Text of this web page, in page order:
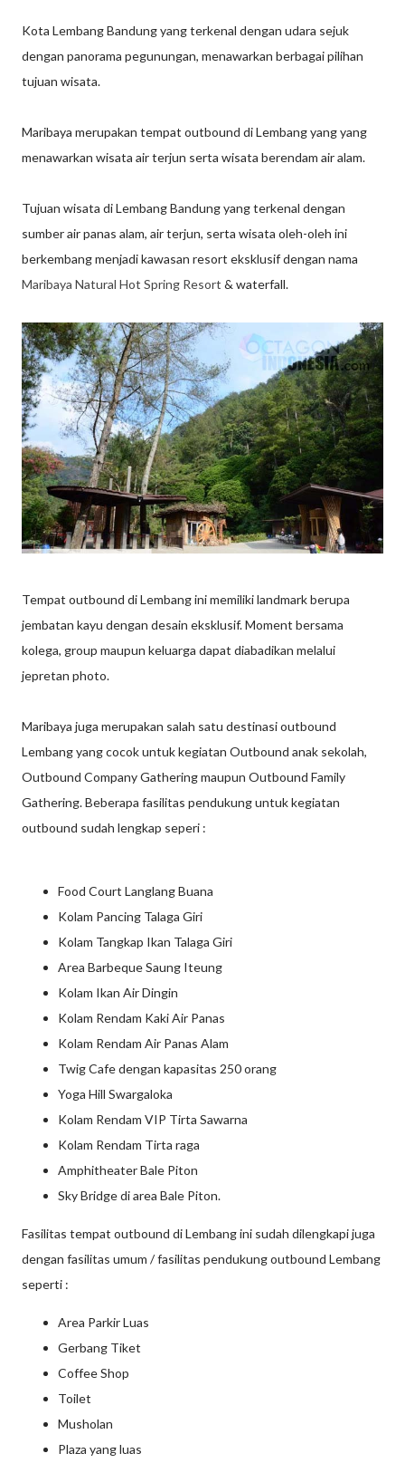
Kota Lembang Bandung yang terkenal dengan udara sejuk
dengan panorama pegunungan, menawarkan berbagai pilihan
tujuan wisata.
Maribaya merupakan tempat outbound di Lembang yang yang
menawarkan wisata air terjun serta wisata berendam air alam.
Tujuan wisata di Lembang Bandung yang terkenal dengan
sumber air panas alam, air terjun, serta wisata oleh-oleh ini
berkembang menjadi kawasan resort eksklusif dengan nama
Maribaya Natural Hot Spring Resort & waterfall.
Tempat outbound di Lembang ini memiliki landmark berupa
jembatan kayu dengan desain eksklusif. Moment bersama
kolega, group maupun keluarga dapat diabadikan melalui
jepretan photo.
Maribaya juga merupakan salah satu destinasi outbound
Lembang yang cocok untuk kegiatan Outbound anak sekolah,
Outbound Company Gathering maupun Outbound Family
Gathering. Beberapa fasilitas pendukung untuk kegiatan
outbound sudah lengkap seperi :
Food Court Langlang Buana
Kolam Pancing Talaga Giri
Kolam Tangkap Ikan Talaga Giri
Area Barbeque Saung Iteung
Kolam Ikan Air Dingin
Kolam Rendam Kaki Air Panas
Kolam Rendam Air Panas Alam
Twig Cafe dengan kapasitas 250 orang
Yoga Hill Swargaloka
Kolam Rendam VIP Tirta Sawarna
Kolam Rendam Tirta raga
Amphitheater Bale Piton
Sky Bridge di area Bale Piton.
Fasilitas tempat outbound di Lembang ini sudah dilengkapi juga
dengan fasilitas umum / fasilitas pendukung outbound Lembang
seperti :
Area Parkir Luas
Gerbang Tiket
Coffee Shop
Toilet
Musholan
Plaza yang luas